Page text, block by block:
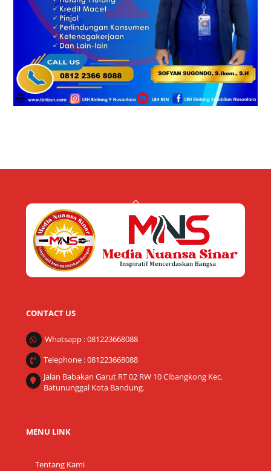
Back
Top
CONTACT US
Whatsapp : 081223668088
Telephone : 081223668088
Jalan Babakan Garut RT 02 RW 10 Cibangkong Kec.
Batununggal Kota Bandung.
MENU LINK
Tentang Kami